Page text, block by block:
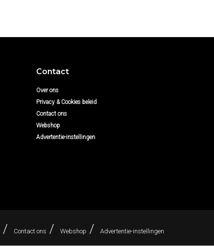
Contact
Over ons
Privacy & Cookies beleid
Contact ons
Webshop
Advertentie-instellingen
Contact ons Webshop Advertentie-instellingen